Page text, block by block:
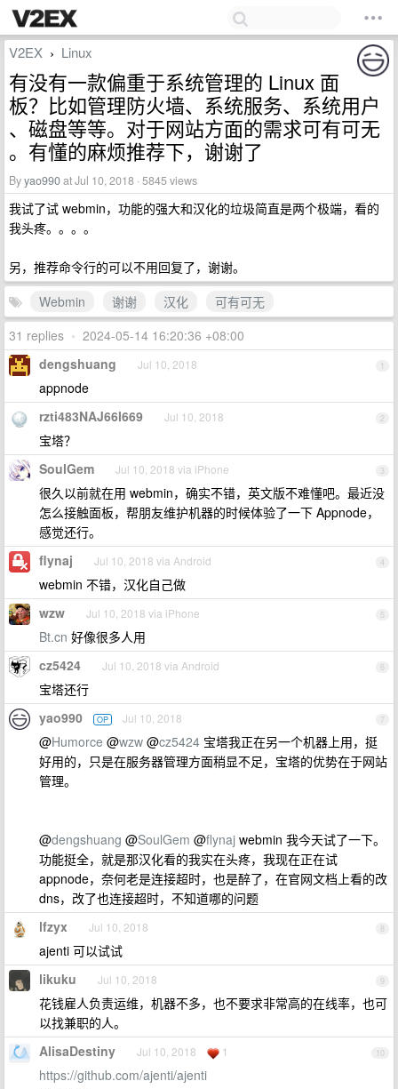
V2EX › Linux
有没有一款偏重于系统管理的 Linux 面
板？比如管理防火墙、系统服务、系统用户
、磁盘等等。对于网站方面的需求可有可无
。有懂的麻烦推荐下，谢谢了
Byyao990at Jul 10, 2018 · 5845 views
我试了试 webmin，功能的强大和汉化的垃圾简直是两个极端，看的
我头疼。。。。
另，推荐命令行的可以不用回复了，谢谢。
Webmin
谢谢 汉化
可有可无
31 replies • 2024-05-14 16:20:36 +08:00
1
dengshuang Jul 10, 2018
appnode
2
rzti483NAJ66l669 Jul 10, 2018
宝塔？
3
SoulGem Jul 10, 2018 via iPhone
很久以前就在用 webmin，确实不错，英文版不难懂吧。最近没
怎么接触面板，帮朋友维护机器的时候体验了一下 Appnode，
感觉还行。
4
flynaj Jul 10, 2018 via Android
webmin 不错，汉化自己做
5
wzw Jul 10, 2018 via iPhone
Bt.cn 好像很多人用
6
cz5424 Jul 10, 2018 via Android
宝塔还行
7
yao990 OP Jul 10, 2018
@Humorce @wzw @cz5424 宝塔我正在另一个机器上用，挺
好用的，只是在服务器管理方面稍显不足，宝塔的优势在于网站
管理。
@dengshuang @SoulGem @flynaj webmin 我今天试了一下。
功能挺全，就是那汉化看的我实在头疼，我现在正在试
appnode，奈何老是连接超时，也是醉了，在官网文档上看的改
dns，改了也连接超时，不知道哪的问题
8
lfzyx Jul 10, 2018
ajenti 可以试试
9
likuku Jul 10, 2018
花钱雇人负责运维，机器不多，也不要求非常高的在线率，也可
以找兼职的人。
10
AlisaDestiny Jul 10, 2018 1
https://github.com/ajenti/ajenti